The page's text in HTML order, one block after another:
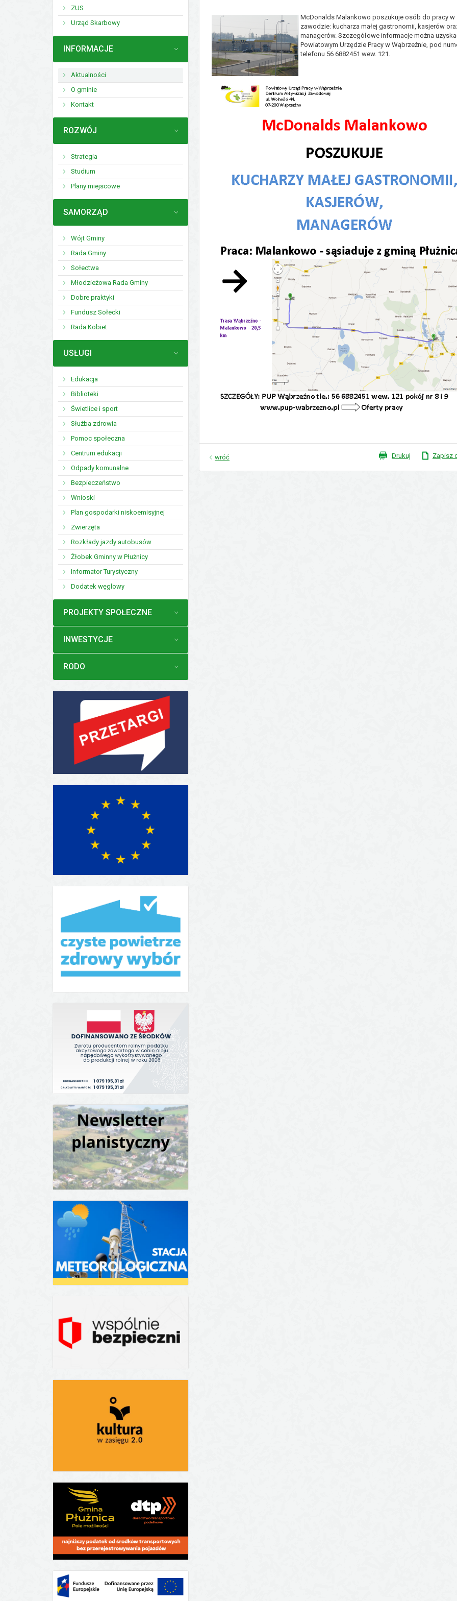
ZUS
Urząd Skarbowy
MENU
INFORMACJE
Aktualności
O gminie
Kontakt
MENU
ROZWÓJ
Strategia
Studium
Plany miejscowe
MENU
SAMORZĄD
Wójt Gminy
Rada Gminy
Sołectwa
Młodzieżowa Rada Gminy
Dobre praktyki
Fundusz Sołecki
Rada Kobiet
MENU
USŁUGI
Edukacja
Biblioteki
Świetlice i sport
Służba zdrowia
Pomoc społeczna
Centrum edukacji
Odpady komunalne
Bezpieczeństwo
Wnioski
Plan gospodarki niskoemisyjnej
Zwierzęta
Rozkłady jazdy autobusów
Żłobek Gminny w Płużnicy
Informator Turystyczny
Dodatek węglowy
MENU
PROJEKTY SPOŁECZNE
MENU
INWESTYCJE
MENU
RODO
McDonalds Malankowo poszukuje osób do pracy w
zawodzie: kucharza małej gastronomii, kasjerów
managerów. Szczegółowe informacje można
Powiatowym Urzędzie Pracy w Wąbrzeźnie, pod
telefonu 56 6882451 wew. 121.
wróć Drukuj Zapisz
XVI Sesja Rady Gminy